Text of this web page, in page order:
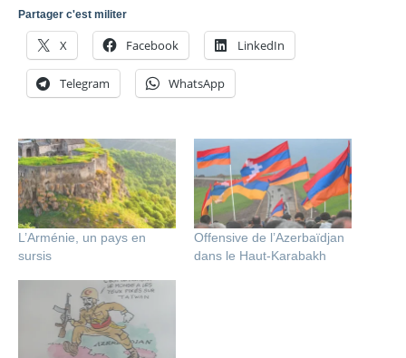
Partager c'est militer
X Facebook LinkedIn
Telegram WhatsApp
L’Arménie, un pays en
sursis
Offensive de l’Azerbaïdjan
dans le Haut-Karabakh